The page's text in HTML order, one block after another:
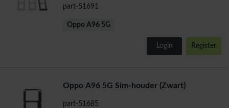
part-51691
Oppo A96 5G
Login Register
Oppo A96 5G Sim-houder (Zwart)
part-51685